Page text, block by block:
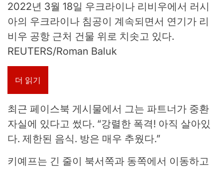
2022년 3월 18일 우크라이나 리비우에서 러시
아의 우크라이나 침공이 계속되면서 연기가 리
비우 공항 근처 건물 위로 치솟고 있다.
REUTERS/Roman Baluk
더 읽기
최근 페이스북 게시물에서 그는 파트너가 중환
자실에 있다고 썼다. “강렬한 폭격! 아직 살아있
다. 제한된 음식. 방은 매우 추웠다.”
키예프는 긴 줄이 북서쪽과 동쪽에서 이동하고